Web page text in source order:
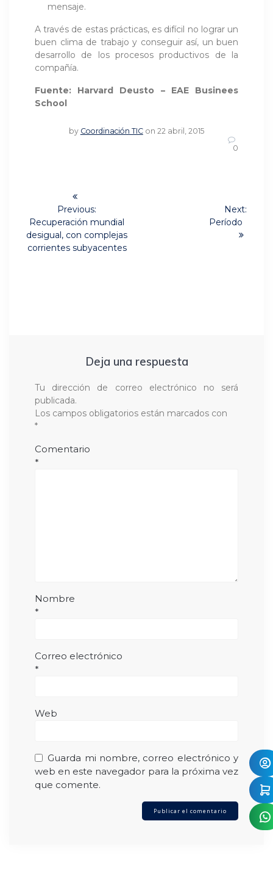
mensaje.
A través de estas prácticas, es difícil no lograr un
buen clima de trabajo y conseguir así, un buen
desarrollo de los procesos productivos de la
compañía.
Fuente: Harvard Deusto – EAE Businees
School
by Coordinación TIC on 22 abril, 2015
0
Navegación
entradas
Previous:
Previous
post:
Recuperación mundial
desigual, con complejas
corrientes subyacentes
Next:
Período
Deja una respuesta
Tu dirección de correo electrónico no será
publicada.
Los campos obligatorios están marcados con
*
Comentario
*
Nombre
*
Correo electrónico
*
Web
Guarda mi nombre, correo electrónico y
web en este navegador para la próxima vez
que comente.